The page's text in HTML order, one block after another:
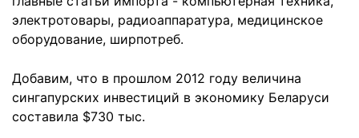
электротовары, радиоаппаратура, медицинское
оборудование, ширпотреб.
Добавим, что в прошлом 2012 году величина
сингапурских инвестиций в экономику Беларуси
составила $730 тыс.